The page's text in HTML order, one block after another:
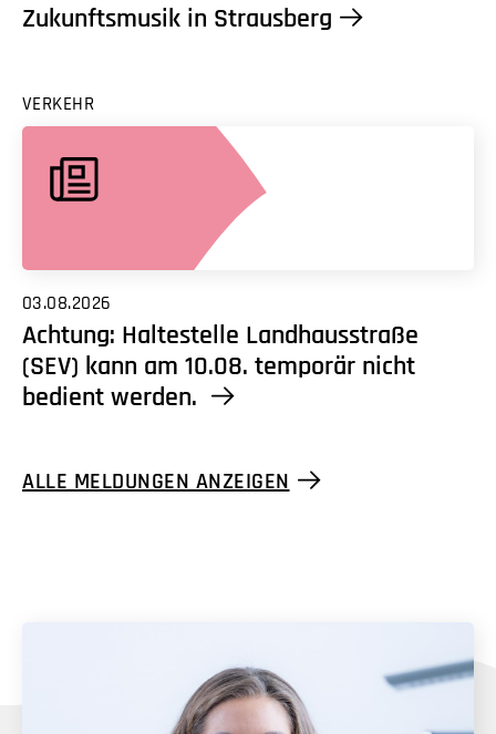
Zukunftsmusik in Strausberg
VERKEHR
03.08.2026
Achtung: Haltestelle Landhausstraße
(SEV) kann am 10.08. temporär nicht
bedient werden.
ALLE MELDUNGEN ANZEIGEN